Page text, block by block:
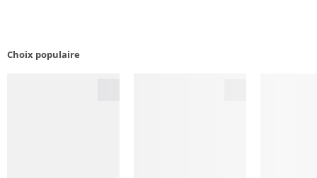
Choix populaire